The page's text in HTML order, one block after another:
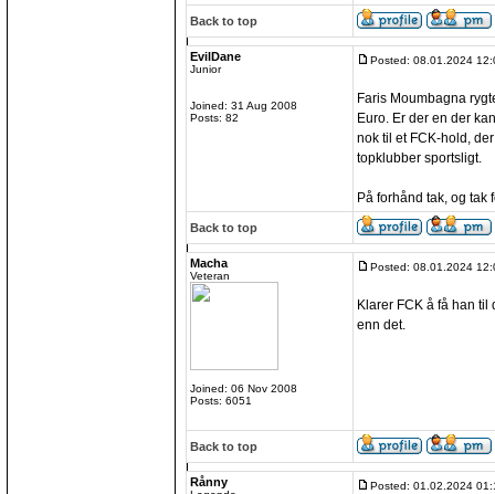
Back to top
EvilDane
Junior
Joined: 31 Aug 2008
Posts: 82
Posted: 08.01.2024
Faris Moumbagna
Euro. Er der en der
nok til et FCK-hold,
topklubber sportsligt.
På forhånd tak, og
Back to top
Macha
Veteran
Joined: 06 Nov 2008
Posts: 6051
Posted: 08.01.2024
Klarer FCK å få han til
enn det.
Back to top
Rånny Posted: 01.02.2024